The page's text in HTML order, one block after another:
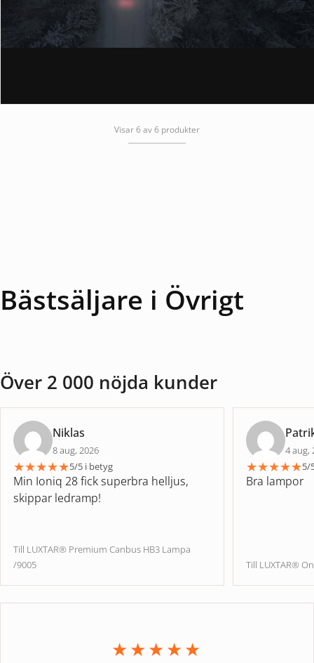
Visar 6 av 6 produkter
Bästsäljare i Övrigt
Över 2 000 nöjda kunder
Niklas
8 aug, 2026
★★★★★5/5 i betyg
Min Ioniq 28 fick superbra helljus,
skippar ledramp!
Till LUXTAR® Premium Canbus HB3 Lampa
/9005
4 aug,
★★★★★5/
Bra lampor
Till LUXTAR®
★★★★★